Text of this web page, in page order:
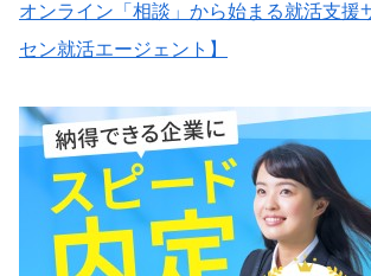
オンライン「相談」から始まる就活支援
セン就活エージェント】